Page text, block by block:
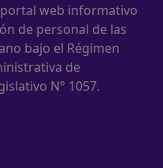
web informativo
de personal de las
bajo el Régimen
de
N° 1057.